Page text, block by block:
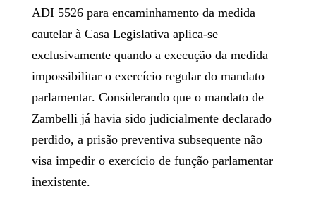
ADI 5526 para encaminhamento da medida
cautelar à Casa Legislativa aplica-se
exclusivamente quando a execução da medida
impossibilitar o exercício regular do mandato
parlamentar. Considerando que o mandato de
Zambelli já havia sido judicialmente declarado
perdido, a prisão preventiva subsequente não
visa impedir o exercício de função parlamentar
inexistente.